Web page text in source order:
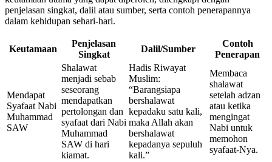
penjelasan singkat, dalil atau sumber, serta contoh penerapannya
dalam kehidupan sehari-hari.
Keutamaan
Penjelasan
Singkat
Dalil/Sumber
Contoh
Penerapan
Mendapat
Syafaat Nabi
Muhammad
SAW
Shalawat
menjadi sebab
seseorang
mendapatkan
pertolongan dan
syafaat dari Nabi
Muhammad
SAW di hari
kiamat.
Hadis Riwayat
Muslim:
“Barangsiapa
bershalawat
kepadaku satu kali,
maka Allah akan
bershalawat
kepadanya sepuluh
kali.”
Membaca
shalawat
setelah adzan
atau ketika
mengingat
Nabi untuk
memohon
syafaat-Nya.